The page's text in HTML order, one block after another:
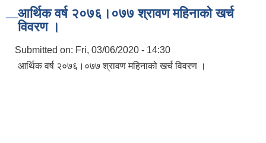
आर्थिक वर्ष २०७६।०७७ श्रावण महिनाको खर्च
विवरण ।
Submitted on: Fri, 03/06/2020 - 14:30
आर्थिक वर्ष २०७६।०७७ श्रावण महिनाको खर्च विवरण ।